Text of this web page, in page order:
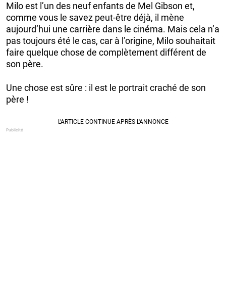
Milo est l’un des neuf enfants de Mel Gibson et,
comme vous le savez peut-être déjà, il mène
aujourd’hui une carrière dans le cinéma. Mais cela n’a
pas toujours été le cas, car à l’origine, Milo souhaitait
faire quelque chose de complètement différent de
son père.
Une chose est sûre : il est le portrait craché de son
père !